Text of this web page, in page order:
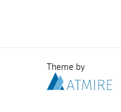
Theme by